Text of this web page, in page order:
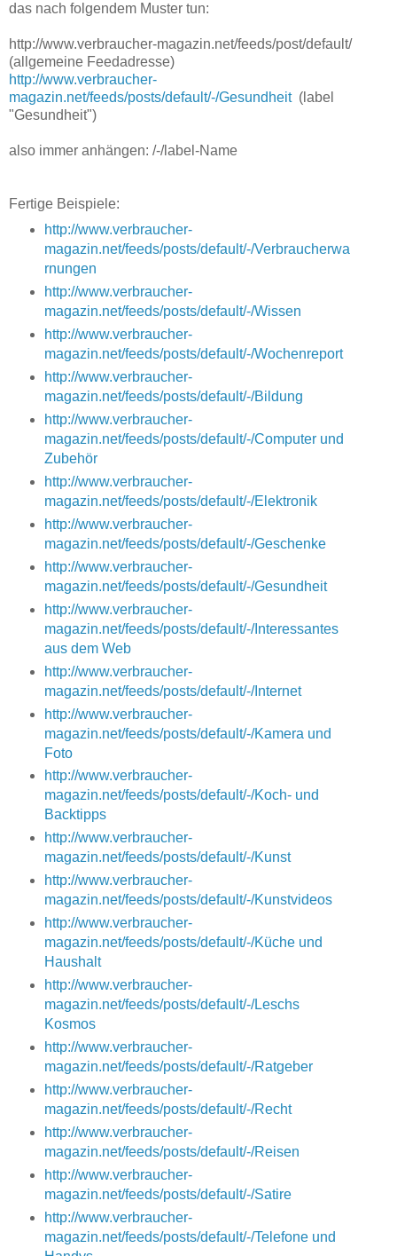
das nach folgendem Muster tun:
http://www.verbraucher-magazin.net/feeds/post/default/
(allgemeine Feedadresse)
http://www.verbraucher-
magazin.net/feeds/posts/default/-/Gesundheit(label
"Gesundheit")
also immer anhängen: /-/label-Name
Fertige Beispiele:
http://www.verbraucher-
magazin.net/feeds/posts/default/-/Verbraucherwa
rnungen
http://www.verbraucher-
magazin.net/feeds/posts/default/-/Wissen
http://www.verbraucher-
magazin.net/feeds/posts/default/-/Wochenreport
http://www.verbraucher-
magazin.net/feeds/posts/default/-/Bildung
http://www.verbraucher-
magazin.net/feeds/posts/default/-/Computer und
Zubehör
http://www.verbraucher-
magazin.net/feeds/posts/default/-/Elektronik
http://www.verbraucher-
magazin.net/feeds/posts/default/-/Geschenke
http://www.verbraucher-
magazin.net/feeds/posts/default/-/Gesundheit
http://www.verbraucher-
magazin.net/feeds/posts/default/-/Interessantes
aus dem Web
http://www.verbraucher-
magazin.net/feeds/posts/default/-/Internet
http://www.verbraucher-
magazin.net/feeds/posts/default/-/Kamera und
Foto
http://www.verbraucher-
magazin.net/feeds/posts/default/-/Koch- und
Backtipps
http://www.verbraucher-
magazin.net/feeds/posts/default/-/Kunst
http://www.verbraucher-
magazin.net/feeds/posts/default/-/Kunstvideos
http://www.verbraucher-
magazin.net/feeds/posts/default/-/Küche und
Haushalt
http://www.verbraucher-
magazin.net/feeds/posts/default/-/Leschs
Kosmos
http://www.verbraucher-
magazin.net/feeds/posts/default/-/Ratgeber
http://www.verbraucher-
magazin.net/feeds/posts/default/-/Recht
http://www.verbraucher-
magazin.net/feeds/posts/default/-/Reisen
http://www.verbraucher-
magazin.net/feeds/posts/default/-/Satire
http://www.verbraucher-
magazin.net/feeds/posts/default/-/Telefone und